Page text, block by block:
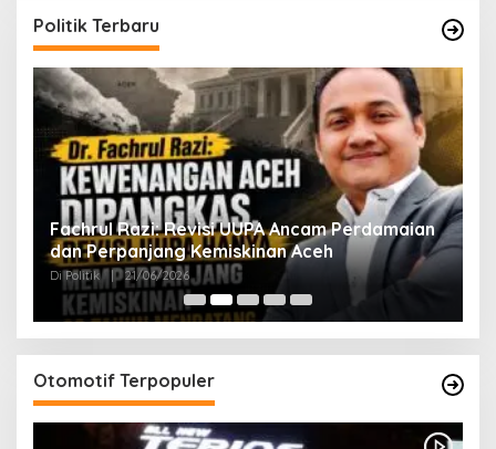
Politik Terbaru
Fachrul Razi: Revisi UUPA Ancam Perdamaian
dan Perpanjang Kemiskinan Aceh
Di Politik | 21/06/2026
Otomotif Terpopuler